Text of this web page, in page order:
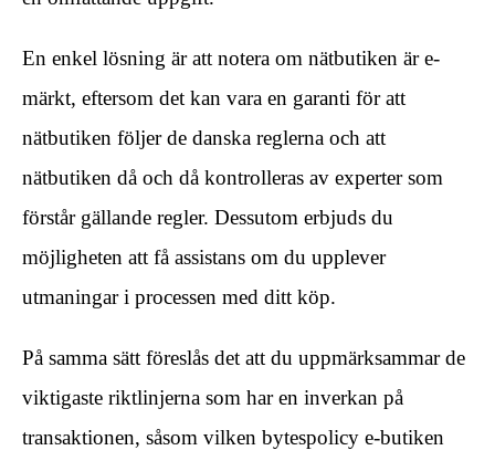
En enkel lösning är att notera om nätbutiken är e-
märkt, eftersom det kan vara en garanti för att
nätbutiken följer de danska reglerna och att
nätbutiken då och då kontrolleras av experter som
förstår gällande regler. Dessutom erbjuds du
möjligheten att få assistans om du upplever
utmaningar i processen med ditt köp.
På samma sätt föreslås det att du uppmärksammar de
viktigaste riktlinjerna som har en inverkan på
transaktionen, såsom vilken bytespolicy e-butiken